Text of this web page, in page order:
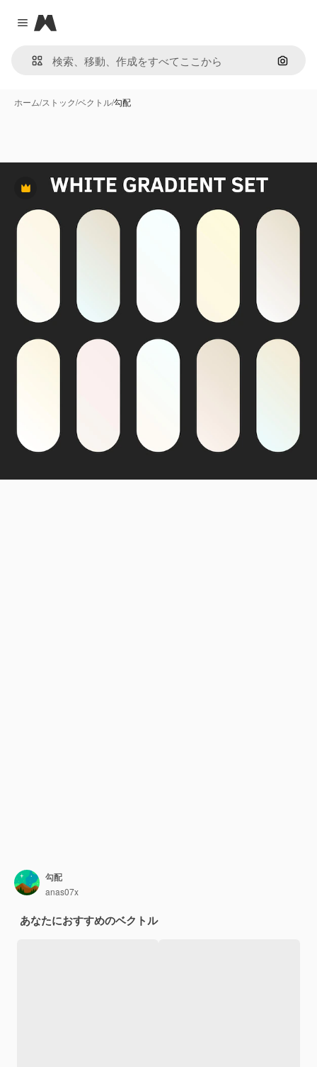
Close menu
Magnific
画像で
ホーム/ストック/ベクトル/勾配
Premium
勾配
anas07x
あなたにおすすめのベクトル